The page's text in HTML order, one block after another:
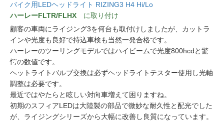
バイク用LEDヘッドライト RIZING3 H4 Hi/Lo
ハーレーFLTR/FLHX に取り付け
顧客の車両にライジング3を何台も取付けしましたが、カットラ
インや光度も良好で持込車検も当然一発合格です。
ハーレーのツーリングモデルではハイビームで光度800hcdと驚
愕の数値です。
ヘットライトバルブ交換は必ずヘッドライトテスター使用し光軸
調整は必要です。
最近ではやたらと眩しい対向車増えて困りますね。
初期のスフィアLEDは大陸製の部品で微妙な耐久性と配光でした
が、ライジングシリーズから大幅に改善し良質になっています。